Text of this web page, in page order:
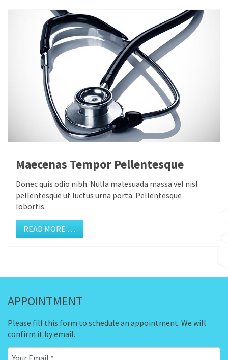
Maecenas Tempor Pellentesque
Donec quis odio nibh. Nulla malesuada massa vel nisl
pellentesque ut luctus urna porta. Pellentesque
lobortis.
READ MORE …
APPOINTMENT
Please fill this form to schedule an appointment. We will
confirm it by email.